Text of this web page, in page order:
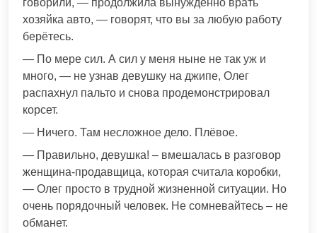
хозяйка авто, — говорят, что вы за любую работу
берётесь.
— По мере сил. А сил у меня ныне не так уж и
много, — не узнав девушку на джипе, Олег
распахнул пальто и снова продемонстрировал
корсет.
— Ничего. Там несложное дело. Плёвое.
— Правильно, девушка! – вмешалась в разговор
женщина-продавщица, которая считала коробки,
— Олег просто в трудной жизненной ситуации. Но
очень порядочный человек. Не сомневайтесь – не
обманет.